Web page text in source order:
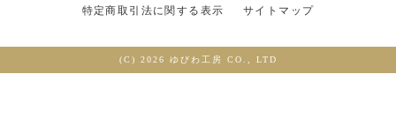
特定商取引法に関する表示
サイトマップ
(C) 2026 ゆびわ工房 CO., LTD